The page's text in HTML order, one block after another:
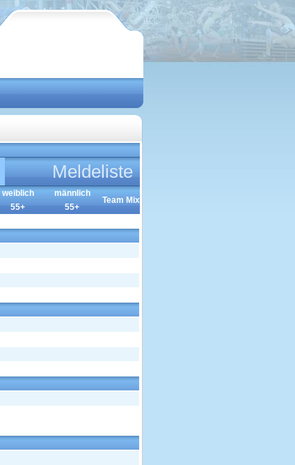
Meldeliste
weiblich
55+
männlich
55+
Team Mix